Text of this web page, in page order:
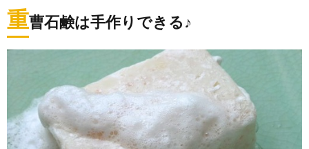
重曹石鹸は手作りできる♪